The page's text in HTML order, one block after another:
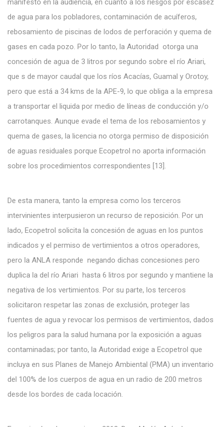
de agua para los pobladores, contaminación de acuíferos,
rebosamiento de piscinas de lodos de perforación y quema de
gases en cada pozo. Por lo tanto, la Autoridad otorga una
concesión de agua de 3 litros por segundo sobre el río Ariari,
que s de mayor caudal que los ríos Acacías, Guamal y Orotoy,
pero que está a 34 kms de la APE-9, lo que obliga a la empresa
a transportar el liquida por medio de líneas de conducción y/o
carrotanques. Aunque evade el tema de los rebosamientos y
quema de gases, la licencia no otorga permiso de disposición
de aguas residuales porque Ecopetrol no aporta información
sobre los procedimientos correspondientes [13].
De esta manera, tanto la empresa como los terceros
intervinientes interpusieron un recurso de reposición. Por un
lado, Ecopetrol solicita la concesión de aguas en los puntos
indicados y el permiso de vertimientos a otros operadores,
pero la ANLA responde negando dichas concesiones pero
duplica la del río Ariari hasta 6 litros por segundo y mantiene la
negativa de los vertimientos. Por su parte, los terceros
solicitaron respetar las zonas de exclusión, proteger las
fuentes de agua y revocar los permisos de vertimientos, dados
los peligros para la salud humana por la exposición a aguas
contaminadas; por tanto, la Autoridad exige a Ecopetrol que
incluya en sus Planes de Manejo Ambiental (PMA) un inventario
del 100% de los cuerpos de agua en un radio de 200 metros
desde los bordes de cada locación.